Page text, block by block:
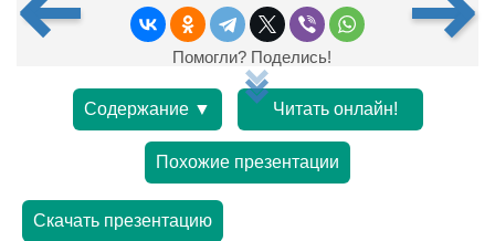
Помогли? Поделись!
Содержание ▼ Читать онлайн!
Похожие презентации
Скачать презентацию